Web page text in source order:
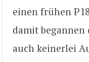
einen frühen
damit begannen
auch keinerlei